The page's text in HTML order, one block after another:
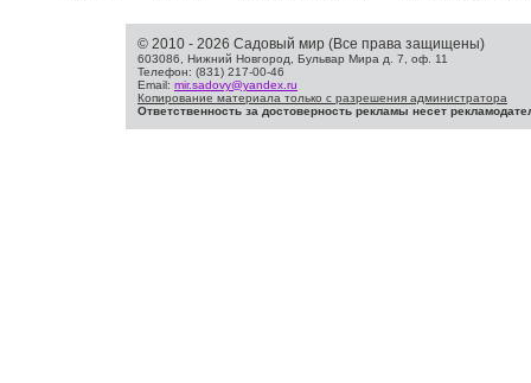
© 2010 - 2026 Садовый мир (Все права защищены)
603086, Нижний Новгород, Бульвар Мира д. 7, оф. 11
Телефон: (831) 217-00-46
Email: mir.sadovy@yandex.ru
Копирование материала только с разрешения администратора
Ответственность за достоверность рекламы несет